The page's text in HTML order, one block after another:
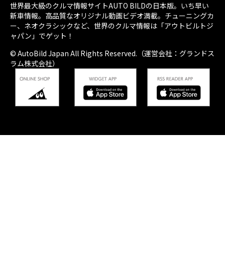
世界最大級のクルマ情報サイトAUTO BILDの日本版。いち早い
新車情報。高品質なオリジナル動画ビデオ満載。チューニングカ
ー、ネオクラシックなど、世界のクルマ情報は「アウトビルトジ
ャパン」でゲット！
© AutoBild Japan All Rights Reserved.（運営会社：グランドス
ラム株式会社）